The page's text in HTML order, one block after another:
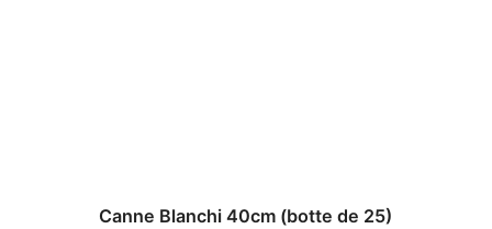
Canne Blanchi 40cm (botte de 25)